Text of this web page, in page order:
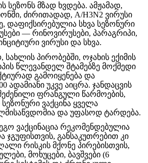
მზად ხვდება. ამჟამად,
ძირითადად, A/H3N2 ვირუსი
დაფიქსირებულია სხვა სეზონური
— რინოვირუსები, პარაგრიპი,
ვირუსი და სხვა.
პირობებში, ოჯახის ექიმის
წლევანდელ შტამებზე მოქმედი
გამოიყენება და
ადამიანი უკვე აიცრა. ჯანდაცვის
ფრანგული წარმოების,
ვაქცინა ყველა
და უფასოდ ტარდება.
ვაქცინაცია რეკომენდებულია
ჯგუფისთვის, განსაკუთრებით კი
რისკის მქონე პირებისთვის,
მოხუცები, ბავშვები (6